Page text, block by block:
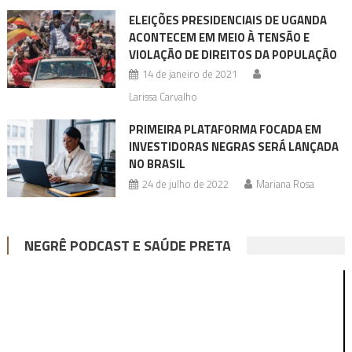
ELEIÇÕES PRESIDENCIAIS DE UGANDA
ACONTECEM EM MEIO À TENSÃO E
VIOLAÇÃO DE DIREITOS DA POPULAÇÃO
14 de janeiro de 2021
Larissa Carvalho
PRIMEIRA PLATAFORMA FOCADA EM
INVESTIDORAS NEGRAS SERÁ LANÇADA
NO BRASIL
24 de julho de 2022 Mariana Rosa
NEGRÊ PODCAST E SAÚDE PRETA